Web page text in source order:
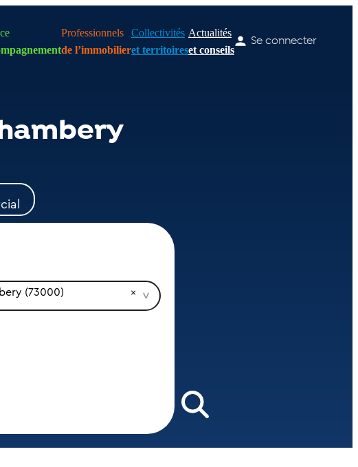
Professionnels
de l’immobilier
Collectivités
et territoires
Actualités
et conseils
Se connecter
(73000)